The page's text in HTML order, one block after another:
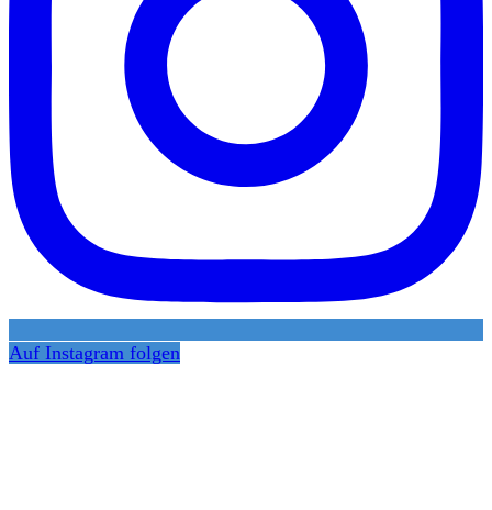
Auf Instagram folgen